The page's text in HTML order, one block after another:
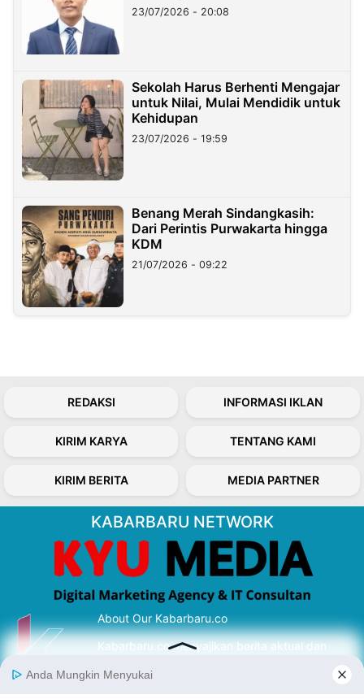
23/07/2026 - 20:08
Sekolah Harus Berhenti Mengajar
untuk Nilai, Mulai Mendidik untuk
Kehidupan
23/07/2026 - 19:59
Benang Merah Sindangkasih:
Dari Perintis Purwakarta hingga
KDM
21/07/2026 - 09:22
REDAKSI INFORMASI IKLAN
KIRIM KARYA TENTANG KAMI
KIRIM BERITA MEDIA PARTNER
KABARBARU NETWORK
About Our Kabarbaru.co
Kabarbaru.co menyajikan berita aktual dan
serta terverifikasi dari sumber yang tepat.